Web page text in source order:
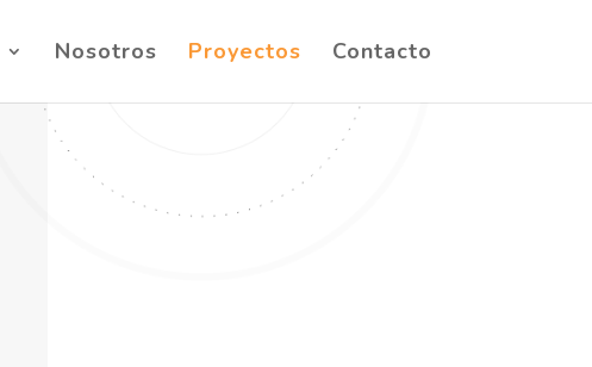
Nosotros Proyectos Contacto